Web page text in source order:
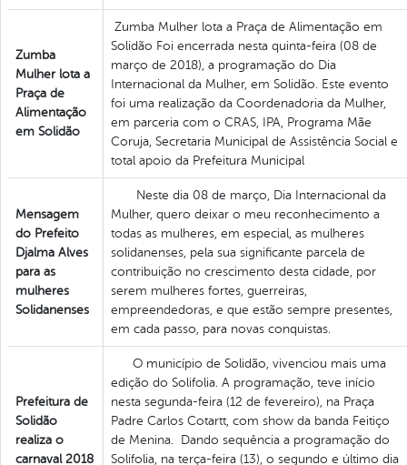
Zumba
Mulher lota a
Praça de
Alimentação
em Solidão
Zumba Mulher lota a Praça de Alimentação em
Solidão Foi encerrada nesta quinta-feira (08 de
março de 2018), a programação do Dia
Internacional da Mulher, em Solidão. Este evento
foi uma realização da Coordenadoria da Mulher,
em parceria com o CRAS, IPA, Programa Mãe
Coruja, Secretaria Municipal de Assistência Social e
total apoio da Prefeitura Municipal
Mensagem
do Prefeito
Djalma Alves
para as
mulheres
Solidanenses
Neste dia 08 de março, Dia Internacional da
Mulher, quero deixar o meu reconhecimento a
todas as mulheres, em especial, as mulheres
solidanenses, pela sua significante parcela de
contribuição no crescimento desta cidade, por
serem mulheres fortes, guerreiras,
empreendedoras, e que estão sempre presentes,
em cada passo, para novas conquistas.
Prefeitura de
Solidão
realiza o
carnaval 2018
O município de Solidão, vivenciou mais uma
edição do Solifolia. A programação, teve início
nesta segunda-feira (12 de fevereiro), na Praça
Padre Carlos Cotartt, com show da banda Feitiço
de Menina. Dando sequência a programação do
Solifolia, na terça-feira (13), o segundo e último dia